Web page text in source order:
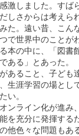
しました。すば
しさからは考えら
た。遠い昔、こん
で世界中のことが
本の中に、「図書
ある」とあった。
あること、子ども
生涯学習の場とし
い。
ンライン化が進み
を充分に発揮する
他色々な問題もあ